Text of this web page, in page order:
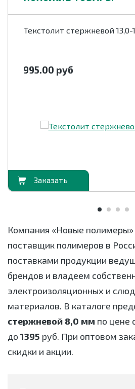
Текстолит стержневой
995.00 руб
Компания «Новые полимеры»
поставщик полимеров в
поставками продукции
брендов и владеем
электроизоляционных и
материалов. В каталоге
стержневой 8,0 мм по цене
до 1395 руб. При оптовом
скидки и акции.